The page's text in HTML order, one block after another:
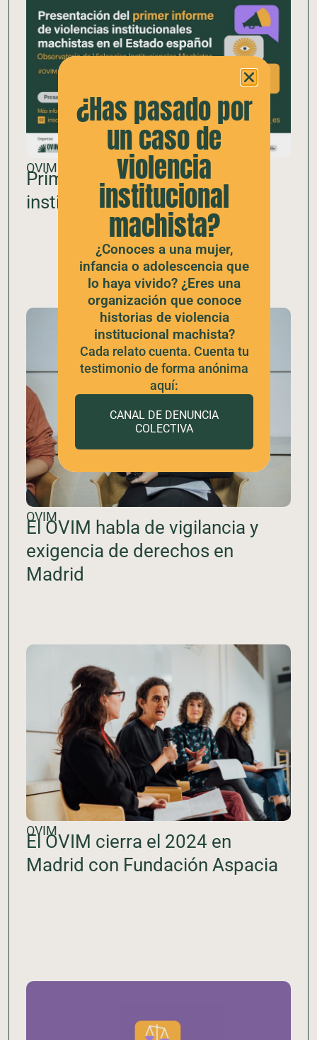
OVIM
Primer informe de violencias
instituciones machistas
OVIM
El OVIM habla de vigilancia y
exigencia de derechos en
Madrid
OVIM
El OVIM cierra el 2024 en
Madrid con Fundación Aspacia
¿Has pasado por
un caso de
violencia
institucional
machista?
¿Conoces a una mujer,
infancia o adolescencia que
lo haya vivido? ¿Eres una
organización que conoce
historias de violencia
institucional machista?
Cada relato cuenta. Cuenta tu
testimonio de forma anónima
aquí:
CANAL DE DENUNCIA
COLECTIVA